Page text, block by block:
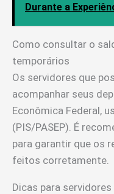
Durante a
Como consultar o
temporários
Os servidores que
acompanhar seus
Econômica Federal,
(PIS/PASEP). É
para garantir que os
feitos corretamente.
Dicas para